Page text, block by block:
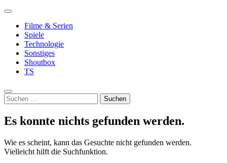
Zum
springen
Lost Fate
In Skill We Trust
Primäres
Filme & Serien
Spiele
Technologie
Sonstiges
Shoutbox
TS
Suche
Suchen
nach:
Es konnte nichts gefunden werden.
Wie es scheint, kann das Gesuchte nicht gefunden werden.
Vielleicht hilft die Suchfunktion.